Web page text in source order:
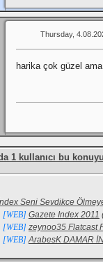
Thursday,
harika çok güzel
1 kullanıcı bu
Seni Sevdikce
[WEB] Gazete Index 2011
[WEB] zeynoo35 Flatcast
[WEB] ArabesK DAMAR